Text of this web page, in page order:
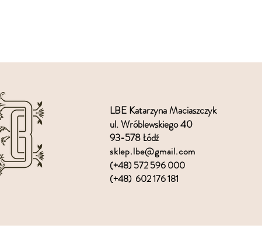
LBE Katarzyna Maciaszczyk
ul. Wróblewskiego 40
93-578 Łódź
sklep.lbe@gmail.com
(+48) 572 596 000
(+48) 602 176 181